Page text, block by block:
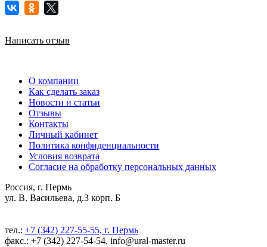
Написать отзыв
О компании
Как сделать заказ
Новости и статьи
Отзывы
Контакты
Личный кабинет
Политика конфиденциальности
Условия возврата
Согласие на обработку персональных данных
Россия, г. Пермь
ул. В. Васильева, д.3 корп. Б
тел.: +7 (342) 227-55-55, г. Пермь
факс.: +7 (342) 227-54-54, info@ural-master.ru